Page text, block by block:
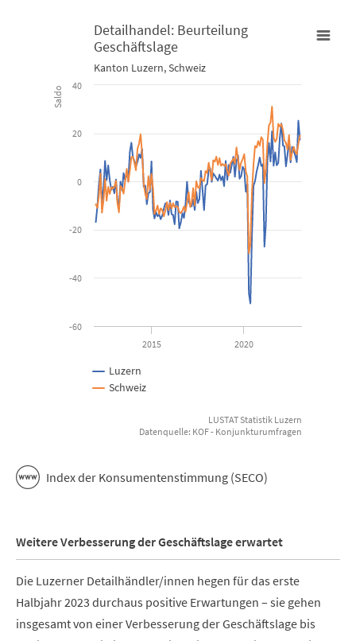
Detailhandel: Beurteilung Geschäftslage
Line chart with 2 lines.
View as data table, Detailhandel: Beurteilung
The chart has 1 X axis displaying Time. Data ranges from 2012-
The chart has 1 Y axis displaying Saldo. Data ranges from -50.59
Saldo
Detailhandel: Beurteilung
Geschäftslage
Kanton Luzern, Schweiz
Luzern
Schweiz
2015 2020
-60
-40
-20
0
20
40
LUSTAT Statistik Luzern
Datenquelle: KOF - Konjunkturumfragen
Index der Konsumentenstimmung (SECO)
Weitere Verbesserung der Geschäftslage erwartet
Die Luzerner Detailhändler/innen hegen für das erste
Halbjahr 2023 durchaus positive Erwartungen – sie gehen
insgesamt von einer Verbesserung der Geschäftslage bis